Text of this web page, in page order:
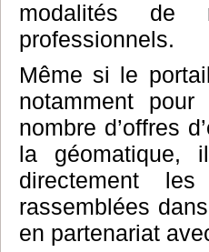
modalités de
professionnels.
Même si le
notamment
nombre d’offres
la géomatique,
directement
rassemblées
en partenariat